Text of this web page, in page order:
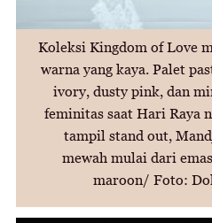
Koleksi Kingdom of Love
warna yang kaya. Palet
ivory, dusty pink, dan
feminitas saat Hari Raya
tampil stand out,
mewah mulai dari
maroon/ Foto: